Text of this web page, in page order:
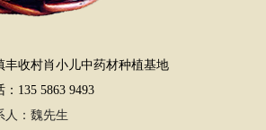
丰收村肖小儿中药材种植基地
135 5863 9493
人：魏先生